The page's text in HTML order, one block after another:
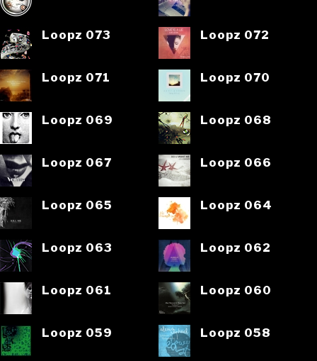
Loopz 073 Loopz 072
Loopz 071 Loopz 070
Loopz 069 Loopz 068
Loopz 067 Loopz 066
Loopz 065 Loopz 064
Loopz 063 Loopz 062
Loopz 061 Loopz 060
Loopz 059 Loopz 058